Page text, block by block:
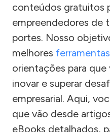
conteúdos gratuitos
empreendedores de
portes. Nosso
melhores ferramentas
orientações para
inovar e superar
empresarial. Aqui,
que vão desde
eBooks detalhados,